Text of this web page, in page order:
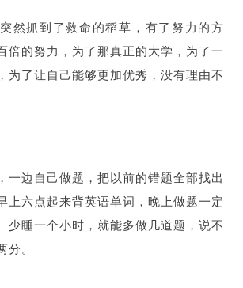
然抓到了救命的稻草，有了努力的方
倍的努力，为了那真正的大学，为了一
为了让自己能够更加优秀，没有理由不
一边自己做题，把以前的错题全部找出
上六点起来背英语单词，晚上做题一定
少睡一个小时，就能多做几道题，说不
分。